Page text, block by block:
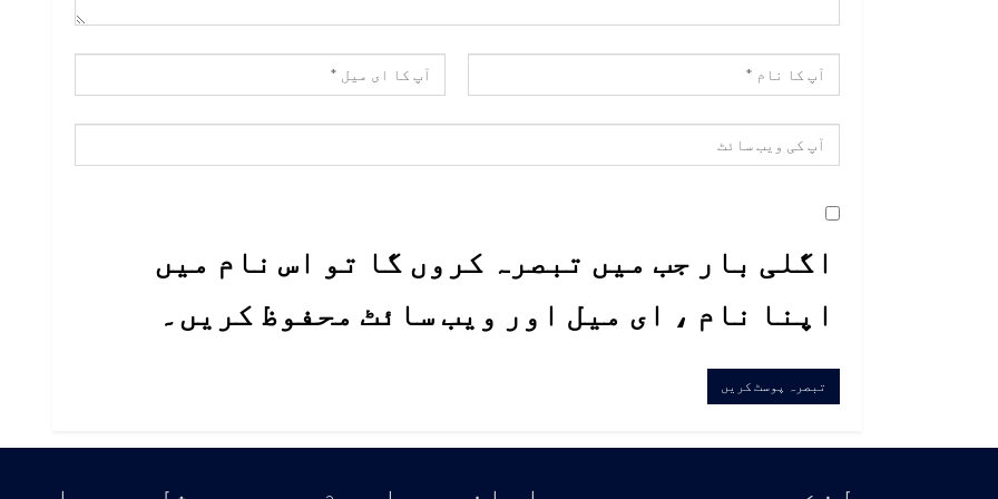
اگلی بار جب میں تبصرہ کروں گا تو اس نام میں
اپنا نام ، ای میل اور ویب سائٹ محفوظ کریں۔